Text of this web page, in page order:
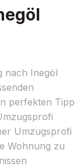
nach Inegöl
perfekten Tipp
Umzugsprofi
Wohnung zu